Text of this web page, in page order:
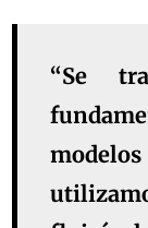
“Se